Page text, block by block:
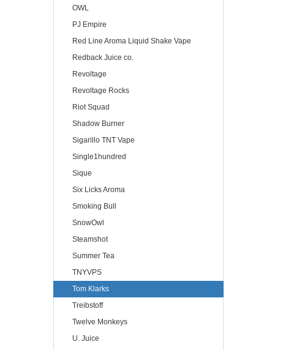
OWL
PJ Empire
Red Line Aroma Liquid Shake Vape
Redback Juice co.
Revoltage
Revoltage Rocks
Riot Squad
Shadow Burner
Sigarillo TNT Vape
Single1hundred
Sique
Six Licks Aroma
Smoking Bull
SnowOwl
Steamshot
Summer Tea
TNYVPS
Tom Klarks
Treibstoff
Twelve Monkeys
U. Juice